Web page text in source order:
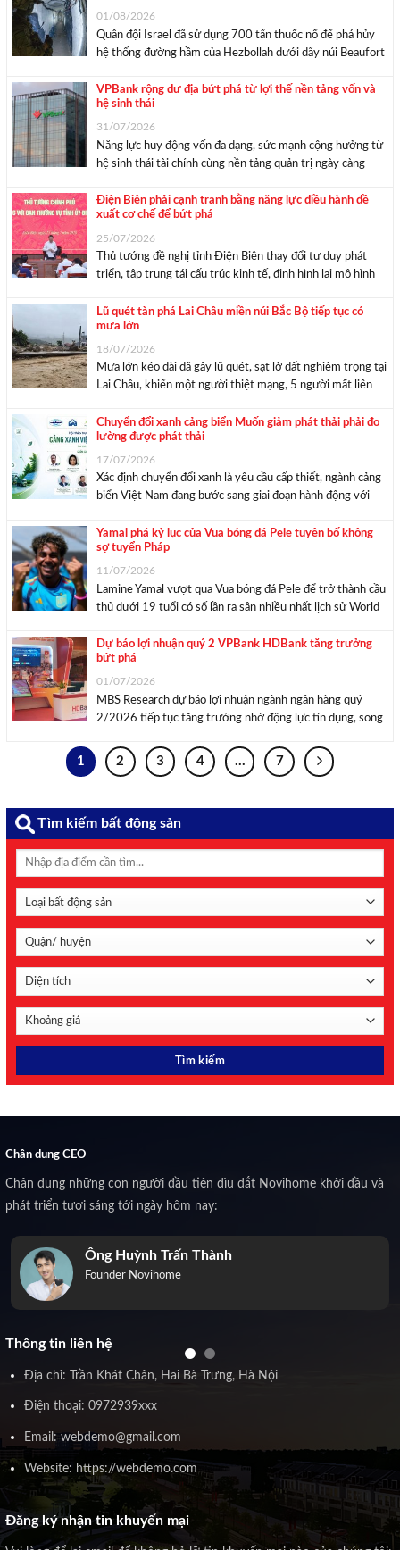
01/08/2026
Quân đội Israel đã sử dụng 700 tấn thuốc nổ để phá hủy
hệ thống đường hầm của Hezbollah dưới dãy núi Beaufort
phạm thỏa thuận ngừng bắn. Trong một tuyên bố chung ...
VPBank rộng dư địa bứt phá từ lợi thế nền tảng vốn và
hệ sinh thái
31/07/2026
Năng lực huy động vốn đa dạng, sức mạnh cộng hưởng từ
hệ sinh thái tài chính cùng nền tảng quản trị ngày càng
thành kế hoạch kinh doanh năm 2026. Huy động vốn ...
Điện Biên phải cạnh tranh bằng năng lực điều hành đề
xuất cơ chế để bứt phá
25/07/2026
Thủ tướng đề nghị tỉnh Điện Biên thay đổi tư duy phát
triển, tập trung tái cấu trúc kinh tế, định hình lại mô hình
thành mục tiêu tăng trưởng. Thủ tướng Lê Minh ...
Lũ quét tàn phá Lai Châu miền núi Bắc Bộ tiếp tục có
mưa lớn
18/07/2026
Mưa lớn kéo dài đã gây lũ quét, sạt lở đất nghiêm trọng tại
Lai Châu, khiến một người thiệt mạng, 5 người mất liên
nề tại xã Mường Than, Lai ...
Chuyển đổi xanh cảng biển Muốn giảm phát thải phải đo
lường được phát thải
17/07/2026
Xác định chuyển đổi xanh là yêu cầu cấp thiết, ngành cảng
biển Việt Nam đang bước sang giai đoạn hành động với
thải đến hình thành “Liên minh Cảng xanh Việt ...
Yamal phá kỷ lục của Vua bóng đá Pele tuyên bố không
sợ tuyển Pháp
11/07/2026
Lamine Yamal vượt qua Vua bóng đá Pele để trở thành cầu
thủ dưới 19 tuổi có số lần ra sân nhiều nhất lịch sử World
Yamal vừa đi vào lịch sử ...
Dự báo lợi nhuận quý 2 VPBank HDBank tăng trưởng
bứt phá
01/07/2026
MBS Research dự báo lợi nhuận ngành ngân hàng quý
2/2026 tiếp tục tăng trưởng nhờ động lực tín dụng, song
vọng bứt phá, trong khi một số nhà băng chịu áp lực từ ...
1 2 3 4 … 7
Tìm kiếm bất động sản
Chân dung CEO
Chân dung những con người đầu tiên dìu dắt Novihome khởi đầu và
phát triển tươi sáng tới ngày hôm nay:
Ông Huỳnh Trấn Thành
Founder Novihome
Thông tin liên hệ
Địa chỉ: Trần Khát Chân, Hai Bà Trưng, Hà Nội
Điện thoại: 0972939xxx
Email: webdemo@gmail.com
Website: https://webdemo.com
Đăng ký nhận tin khuyến mại